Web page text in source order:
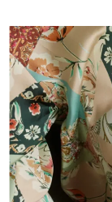
抗老
生发
NEW
中国
哥伦比亚
克罗地亚
塞浦路斯